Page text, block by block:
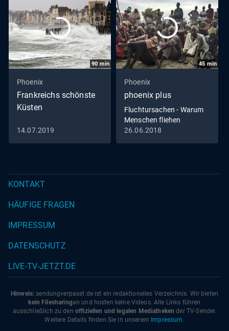
90 min
Phoenix
Frankreichs schönste
Küsten
14.07.2019
45 min
Phoenix
phoenix plus
Fluchtursachen - Warum
Menschen fliehen
26.06.2018
KONTAKT
HÄUFIGE FRAGEN
IMPRESSUM
DATENSCHUTZ
LIVE-TV-JETZT.DE
Hinweis: sendungverpasst.de ist ein redaktionelles Verzeichnis. Wir bieten
kein Filesharingan und hosten keine Videos. Alle Links führen
ausschließlich zu den offiziellen und legalen Mediatheken der TV-Sender.
Weitere Details finden Sie in unserem Impressum.